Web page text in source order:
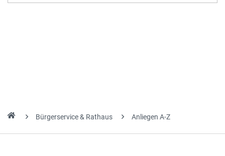
Bürgerservice & Rathaus Anliegen A-Z